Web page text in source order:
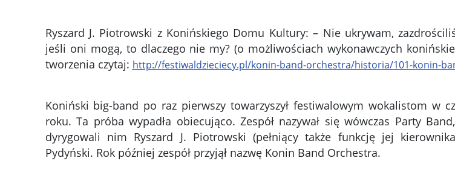
Ryszard J. Piotrowski z Konińskiego Domu Kultury: – Nie ukrywam,
jeśli oni mogą, to dlaczego nie my? (o możliwościach wykonawczych
tworzenia czytaj: http://festiwaldzieciecy.pl/konin-band-orchestra/historia/101-konin-
Koniński big-band po raz pierwszy towarzyszył festiwalowym wokalistom w
roku. Ta próba wypadła obiecująco. Zespół nazywał się wówczas Party
dyrygowali nim Ryszard J. Piotrowski (pełniący także funkcję jej
Pydyński. Rok później zespół przyjął nazwę Konin Band Orchestra.